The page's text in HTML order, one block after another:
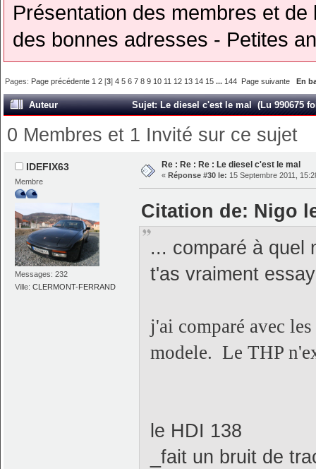
Présentation des membres et
des bonnes adresses - Petites
Pages: Page précédente 1 2 [3]4 5 6 7 8 9 10 11 12 13 14 15 ... 144 Page suivante En
Auteur Sujet: Le diesel c'est le mal (Lu 990675
0 Membres et 1 Invité sur ce sujet
IDEFIX63
Membre
Messages: 232
Ville:CLERMONT-FERRAND
Re : Re : Re : Le diesel c'est le mal
« Réponse #30 le: 15 Septembre 2011,
Citation de: Nigo
... comparé à quel
t'as vraiment
j'ai comparé avec
modele. Le THP
le HDI 138
_fait un bruit de